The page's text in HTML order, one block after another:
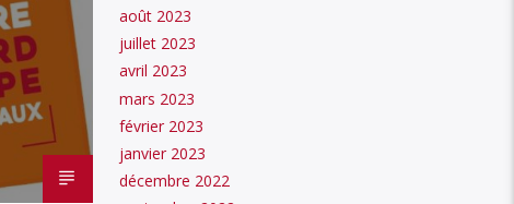
août 2023
juillet 2023
avril 2023
mars 2023
février 2023
janvier 2023
décembre 2022